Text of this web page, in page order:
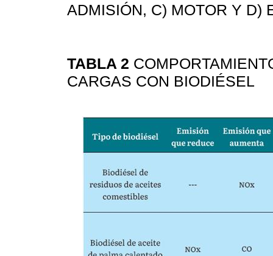
ADMISIÓN, C) MOTOR Y D)
TABLA 2
CARGAS CON BIODIÉSEL